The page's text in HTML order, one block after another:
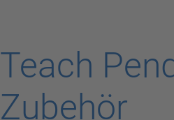
Teach
Zubehör